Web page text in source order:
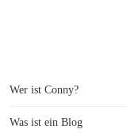
Wer ist Conny?
Was ist ein Blog